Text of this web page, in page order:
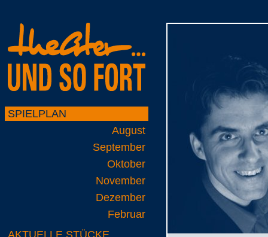
SPIELPLAN
August
September
Oktober
November
Dezember
Februar
AKTUELLE STÜCKE